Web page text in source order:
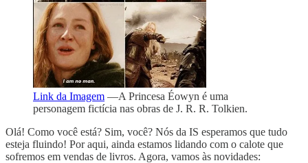
Link da Imagem —A Princesa Éowyn é uma
personagem fictícia nas obras de J. R. R. Tolkien.
Olá! Como você está? Sim, você? Nós da IS esperamos que tudo
esteja fluindo! Por aqui, ainda estamos lidando com o calote que
sofremos em vendas de livros. Agora, vamos às novidades: